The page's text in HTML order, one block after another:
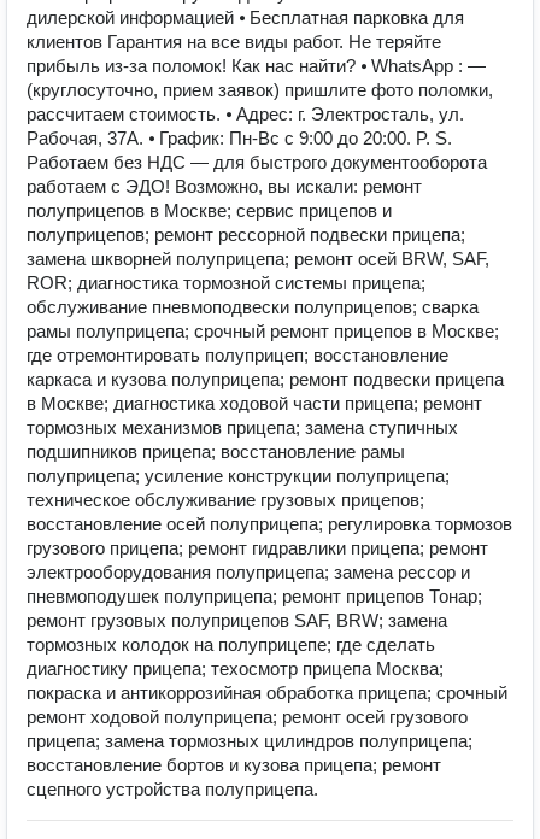
дилерской информацией ⦁ Бесплатная парковка для
клиентов Гарантия на все виды работ. Не теряйте
прибыль из-за поломок! Как нас найти? ⦁ WhatsApp : —
(круглосуточно, прием заявок) пришлите фото поломки,
рассчитаем стоимость. ⦁ Адрес: г. Электросталь, ул.
Рабочая, 37А. ⦁ График: Пн-Вс с 9:00 до 20:00. P. S.
Работаем без НДС — для быстрого документооборота
работаем с ЭДО! Возможно, вы искали: ремонт
полуприцепов в Москве; сервис прицепов и
полуприцепов; ремонт рессорной подвески прицепа;
замена шкворней полуприцепа; ремонт осей BRW, SAF,
ROR; диагностика тормозной системы прицепа;
обслуживание пневмоподвески полуприцепов; сварка
рамы полуприцепа; срочный ремонт прицепов в Москве;
где отремонтировать полуприцеп; восстановление
каркаса и кузова полуприцепа; ремонт подвески прицепа
в Москве; диагностика ходовой части прицепа; ремонт
тормозных механизмов прицепа; замена ступичных
подшипников прицепа; восстановление рамы
полуприцепа; усиление конструкции полуприцепа;
техническое обслуживание грузовых прицепов;
восстановление осей полуприцепа; регулировка тормозов
грузового прицепа; ремонт гидравлики прицепа; ремонт
электрооборудования полуприцепа; замена рессор и
пневмоподушек полуприцепа; ремонт прицепов Тонар;
ремонт грузовых полуприцепов SAF, BRW; замена
тормозных колодок на полуприцепе; где сделать
диагностику прицепа; техосмотр прицепа Москва;
покраска и антикоррозийная обработка прицепа; срочный
ремонт ходовой полуприцепа; ремонт осей грузового
прицепа; замена тормозных цилиндров полуприцепа;
восстановление бортов и кузова прицепа; ремонт
сцепного устройства полуприцепа.